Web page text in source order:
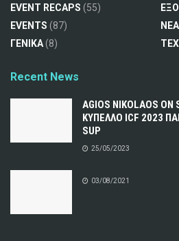
EVENT RECAPS (55)
EVENTS (87)
ΓΕΝΙΚΑ(8)
ΝΕΑ
Recent News
AGIOS NIKOLAOS
ΚΥΠΕΛΛΟ ICF 2023
SUP
25/05/2023
03/08/2021